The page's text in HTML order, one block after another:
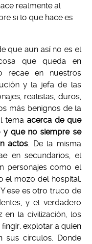
realmente al
si lo que hace es
que aun así no es el
que queda en
recae en nuestros
y la jefa de las
realistas, duros,
más benignos de la
tema acerca de que
y que no siempre se
actos . De la misma
en secundarios, el
personajes como el
el mozo del hospital,
ese es otro truco de
y el verdadero
en la civilización, los
explotar a quien
sus círculos. Donde